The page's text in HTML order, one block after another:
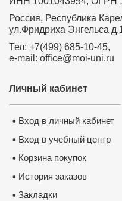
Россия, Республика
ул.Фридриха Энгельса
Тел: +7(499) 685-10-45,
e-mail: office@moi-uni.ru
Личный кабинет
• Вход в личный кабинет
• Вход в учебный центр
• Корзина покупок
• История заказов
• Закладки